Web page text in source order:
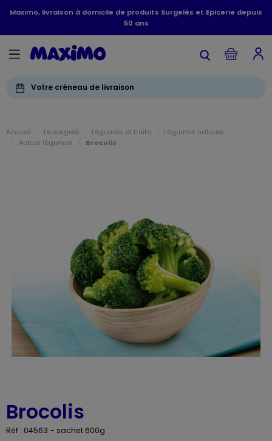
Maximo, livraison à domicile de produits Surgelés et Epicerie depuis
50 ans
Votre créneau de livraison
Accueil Le surgelé Légumes et fruits
Légumes natures
Autres légumes
Brocolis
Brocolis
Réf : 04563 - sachet 600g